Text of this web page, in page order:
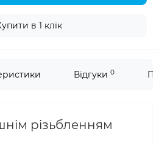
в 1 клік
Відгуки 0
різьбленням